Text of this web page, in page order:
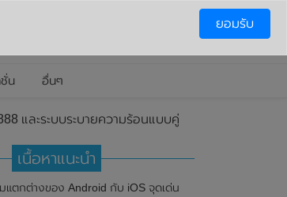
น อื่นๆ
และระบบระบายความร้อนแบบคู่
เนื้อหาแนะนำ
แตกต่างของ Android กับ iOS จุดเด่น
ยอมรับ